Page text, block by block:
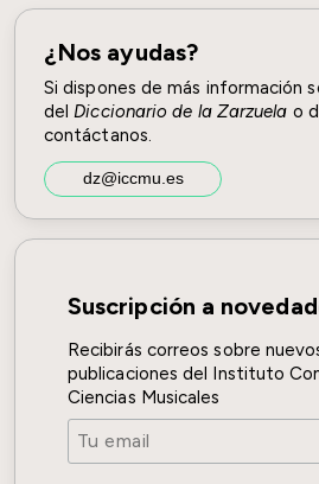
Nace Luis Barbero
1938
Muere Manuel Linares
Nace Juan Pons
barítono
1955
barítono
1964
Muere José Font
compositor y director de
orquesta
¿Nos ayudas?
Si dispones de más información
delDiccionario de la Zarzuela o
contáctanos.
Suscripción a
Recibirás correos sobre
publicaciones del Instituto
Ciencias Musicales